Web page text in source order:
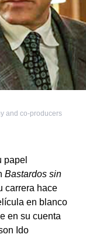
and co-producers
papel
Bastardos sin
carrera hace
en blanco
en su cuenta
Ido